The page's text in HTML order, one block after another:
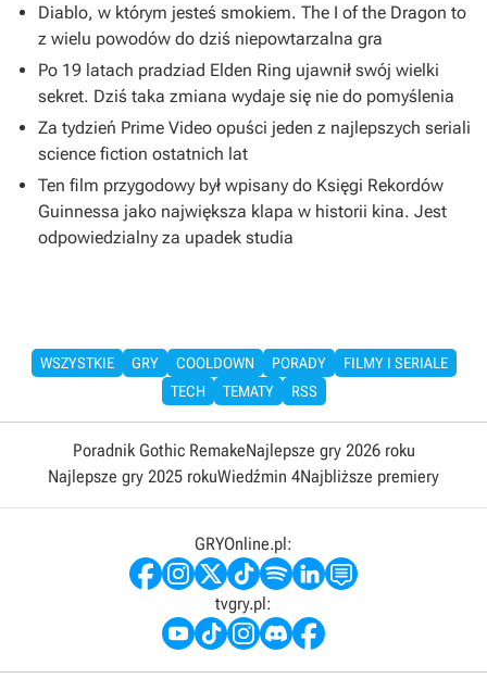
Diablo, w którym jesteś smokiem. The I of the Dragon to
z wielu powodów do dziś niepowtarzalna gra
Po 19 latach pradziad Elden Ring ujawnił swój wielki
sekret. Dziś taka zmiana wydaje się nie do pomyślenia
Za tydzień Prime Video opuści jeden z najlepszych seriali
science fiction ostatnich lat
Ten film przygodowy był wpisany do Księgi Rekordów
Guinnessa jako największa klapa w historii kina. Jest
odpowiedzialny za upadek studia
WSZYSTKIE GRY COOLDOWN PORADY
FILMY I SERIALE
TECH
TEMATY RSS
Poradnik Gothic RemakeNajlepsze gry 2026 roku
Najlepsze gry 2025 rokuWiedźmin 4Najbliższe premiery
GRYOnline.pl:
tvgry.pl: